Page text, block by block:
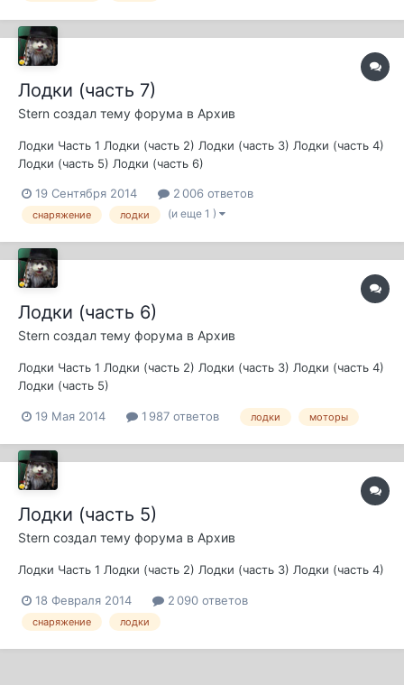
Лодки (часть 7)
Stern создал тему форума в Архив
Лодки Часть 1 Лодки (часть 2) Лодки (часть 3) Лодки (часть 4)
Лодки (часть 5) Лодки (часть 6)
19 Сентября 2014 2 006 ответов
снаряжение лодки (и еще 1 )
Лодки (часть 6)
Stern создал тему форума в Архив
Лодки Часть 1 Лодки (часть 2) Лодки (часть 3) Лодки (часть 4)
Лодки (часть 5)
19 Мая 2014 1 987 ответов лодки моторы
Лодки (часть 5)
Stern создал тему форума в Архив
Лодки Часть 1 Лодки (часть 2) Лодки (часть 3) Лодки (часть 4)
18 Февраля 2014 2 090 ответов
снаряжение лодки